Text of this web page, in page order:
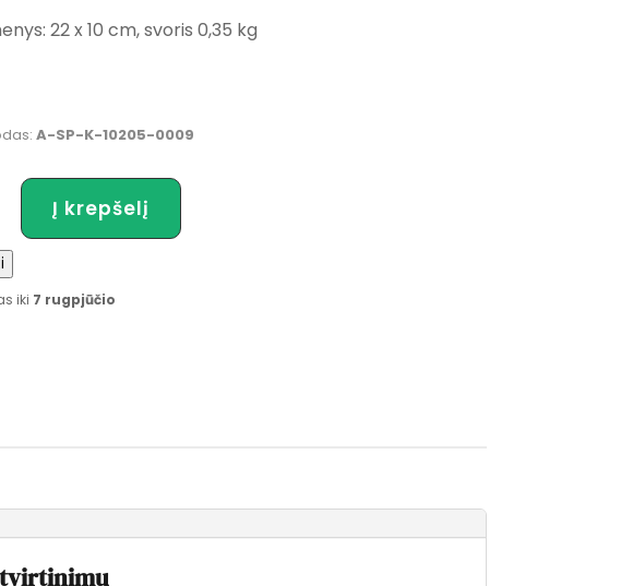
22 x 10 cm, svoris 0,35 kg
A-SP-K-10205-0009
Į krepšelį
iki 7 rugpjūčio
tvirtinimu